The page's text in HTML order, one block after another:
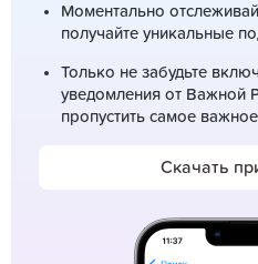
Моментально
получайте уникальные
Только не забудьте
уведомления от Важной
пропустить самое
Скачать